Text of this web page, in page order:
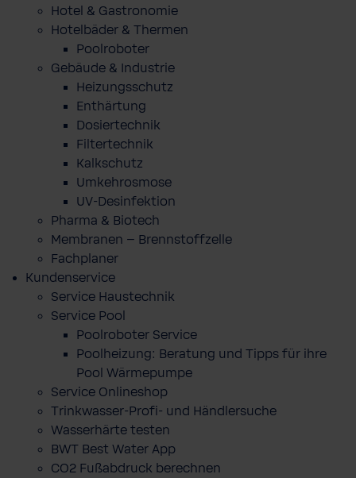
Hotel & Gastronomie
Hotelbäder & Thermen
Poolroboter
Gebäude & Industrie
Heizungsschutz
Enthärtung
Dosiertechnik
Filtertechnik
Kalkschutz
Umkehrosmose
UV-Desinfektion
Pharma & Biotech
Membranen – Brennstoffzelle
Fachplaner
Kundenservice
Service Haustechnik
Service Pool
Poolroboter Service
Poolheizung: Beratung und Tipps für ihre
Pool Wärmepumpe
Service Onlineshop
Trinkwasser-Profi- und Händlersuche
Wasserhärte testen
BWT Best Water App
CO2 Fußabdruck berechnen